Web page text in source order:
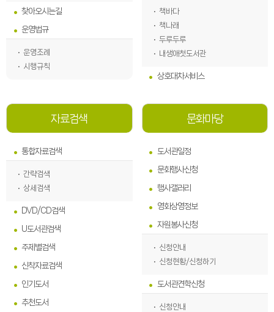
찾아오시는길
운영법규
운영조례
시행규칙
책바다
책나래
두루두루
내생애첫도서관
상호대차서비스
자료검색
통합자료검색
간략검색
상세검색
DVD/CD검색
U도서관검색
주제별검색
신착자료검색
인기도서
추천도서
문화마당
도서관일정
문화행사신청
행사갤러리
영화상영정보
자원봉사신청
신청안내
신청현황/신청하기
도서관견학신청
신청안내